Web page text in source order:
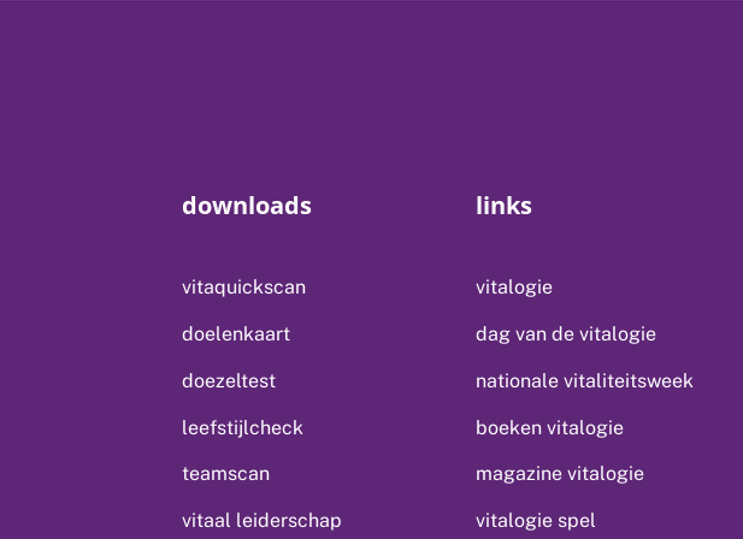
downloads
vitaquickscan
doelenkaart
doezeltest
leefstijlcheck
teamscan
vitaal leiderschap
links
vitalogie
dag van de vitalogie
nationale vitaliteitsweek
boeken vitalogie
magazine vitalogie
vitalogie spel